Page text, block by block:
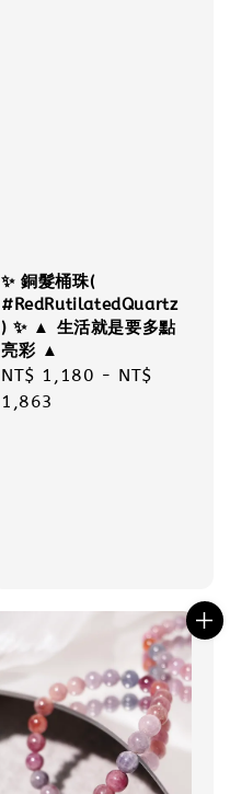
✨ 銅髮桶珠(
#RedRutilatedQuartz
) ✨ ▲ 生活就是要多點
亮彩 ▲
Regular
price
NT$ 1,180 - NT$
1,863